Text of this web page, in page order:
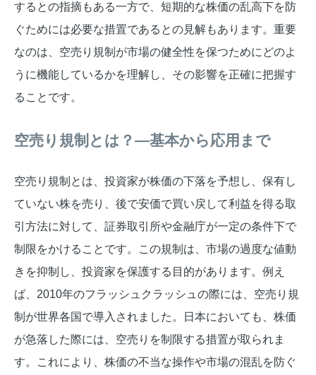
するとの指摘もある一方で、短期的な株価の乱高下を防
ぐためには必要な措置であるとの見解もあります。重要
なのは、空売り規制が市場の健全性を保つためにどのよ
うに機能しているかを理解し、その影響を正確に把握す
ることです。
空売り規制とは？—基本から応用まで
空売り規制とは、投資家が株価の下落を予想し、保有し
ていない株を売り、後で安価で買い戻して利益を得る取
引方法に対して、証券取引所や金融庁が一定の条件下で
制限をかけることです。この規制は、市場の過度な値動
きを抑制し、投資家を保護する目的があります。例え
ば、2010年のフラッシュクラッシュの際には、空売り規
制が世界各国で導入されました。日本においても、株価
が急落した際には、空売りを制限する措置が取られま
す。これにより、株価の不当な操作や市場の混乱を防ぐ